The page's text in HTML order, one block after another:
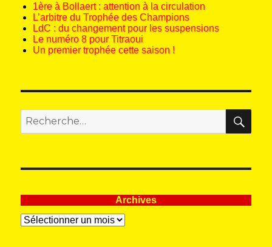
1ère à Bollaert : attention à la circulation
L’arbitre du Trophée des Champions
LdC : du changement pour les suspensions
Le numéro 8 pour Titraoui
Un premier trophée cette saison !
pour
:
Archives
Archives